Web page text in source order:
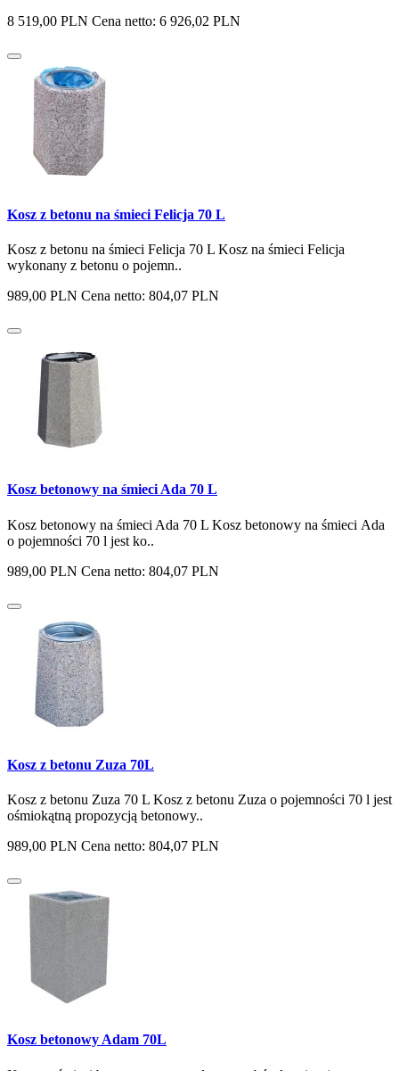
8 519,00 PLN Cena netto: 6 926,02 PLN
Kosz z betonu na śmieci Felicja 70 L
Kosz z betonu na śmieci Felicja 70 L Kosz na śmieci Felicja
wykonany z betonu o pojemn..
989,00 PLN Cena netto: 804,07 PLN
Kosz betonowy na śmieci Ada 70 L
Kosz betonowy na śmieci Ada 70 L Kosz betonowy na śmieci Ada
o pojemności 70 l jest ko..
989,00 PLN Cena netto: 804,07 PLN
Kosz z betonu Zuza 70L
Kosz z betonu Zuza 70 L Kosz z betonu Zuza o pojemności 70 l jest
ośmiokątną propozycją betonowy..
989,00 PLN Cena netto: 804,07 PLN
Kosz betonowy Adam 70L